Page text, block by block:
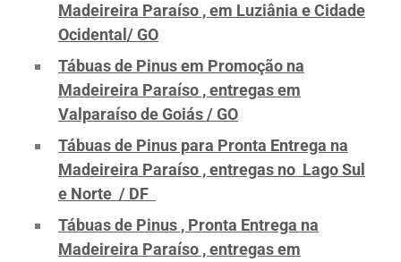
Madeireira Paraíso , em Luziânia e Cidade
Ocidental/ GO
Tábuas de Pinus em Promoção na
Madeireira Paraíso , entregas em
Valparaíso de Goiás / GO
Tábuas de Pinus para Pronta Entrega na
Madeireira Paraíso , entregas no Lago Sul
e Norte / DF
Tábuas de Pinus , Pronta Entrega na
Madeireira Paraíso , entregas em